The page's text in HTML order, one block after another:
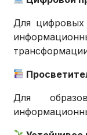
Для цифровых
Для